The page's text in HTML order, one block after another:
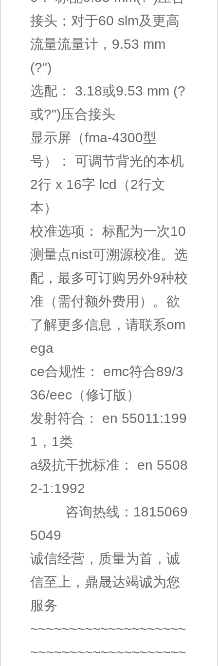
接头；对于60 slm及更高
流量流量计，9.53 mm
(?")
选配： 3.18或9.53 mm (?
或?")压合接头
显示屏（fma-4300型
号）： 可调节背光的本机
2行 x 16字 lcd（2行文
本）
校准选项： 标配为一次10
测量点nist可溯源校准。选
配，最多可订购另外9种校
准（需付额外费用）。欲
了解更多信息，请联系om
ega
ce合规性： emc符合89/3
36/eec（修订版）
发射符合： en 55011:199
1，1类
a级抗干扰标准： en 5508
2-1:1992
咨询热线：1815069
5049
诚信经营，质量为首，诚
信至上，鼎晟达竭诚为您
服务
~~~~~~~~~~~~~~~~~~~~
~~~~~~~~~~~~~~~~~~~~